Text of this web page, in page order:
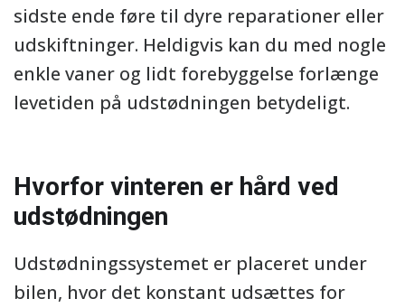
sidste ende føre til dyre reparationer eller
udskiftninger. Heldigvis kan du med nogle
enkle vaner og lidt forebyggelse forlænge
levetiden på udstødningen betydeligt.
Hvorfor vinteren er hård ved
udstødningen
Udstødningssystemet er placeret under
bilen, hvor det konstant udsættes for